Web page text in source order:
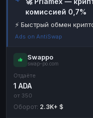
Наличные
Наличные
комиссией 0,7%
⚡ Быстрый обмен
Ads on AntiSwap
Swappo
swap-po.com
Отдаёте
1 ADA
от 350
Оборот: 2.3K+ $